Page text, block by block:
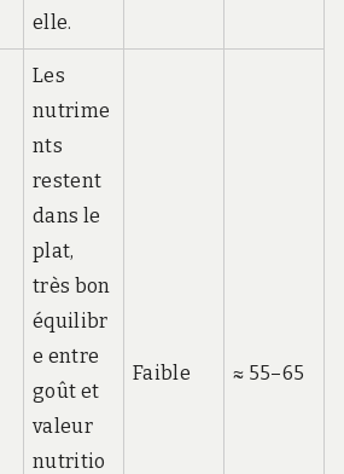
elle.
Les
nutrime
nts
restent
dans le
plat,
très bon
équilibr
e entre
goût et
valeur
nutritio
Faible ≈ 55–65